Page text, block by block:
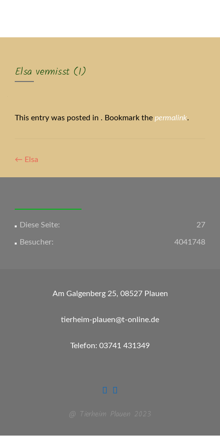
Elsa vermisst (1)
This entry was posted in . Bookmark the permalink.
Artikel-
Navigation
← Elsa
27
Diese Seite:
4041748
Besucher:
Am Galgenberg 25, 08527 Plauen
tierheim-plauen@t-online.de
Telefon: 03741 431349
@ Tierheim Plauen 2023